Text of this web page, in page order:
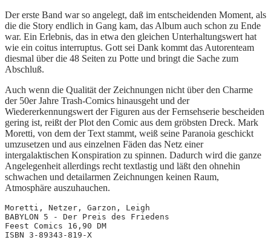
Der erste Band war so angelegt, daß im entscheidenden Moment, als
die die Story endlich in Gang kam, das Album auch schon zu Ende
war. Ein Erlebnis, das in etwa den gleichen Unterhaltungswert hat
wie ein coitus interruptus. Gott sei Dank kommt das Autorenteam
diesmal über die 48 Seiten zu Potte und bringt die Sache zum
Abschluß.
Auch wenn die Qualität der Zeichnungen nicht über den Charme
der 50er Jahre Trash-Comics hinausgeht und der
Wiedererkennungswert der Figuren aus der Fernsehserie bescheiden
gering ist, reißt der Plot den Comic aus dem gröbsten Dreck. Mark
Moretti, von dem der Text stammt, weiß seine Paranoia geschickt
umzusetzen und aus einzelnen Fäden das Netz einer
intergalaktischen Konspiration zu spinnen. Dadurch wird die ganze
Angelegenheit allerdings recht textlastig und läßt den ohnehin
schwachen und detailarmen Zeichnungen keinen Raum,
Atmosphäre auszuhauchen.
Moretti, Netzer, Garzon, Leigh
BABYLON 5 - Der Preis des Friedens
Feest Comics 16,90 DM
ISBN 3-89343-819-X